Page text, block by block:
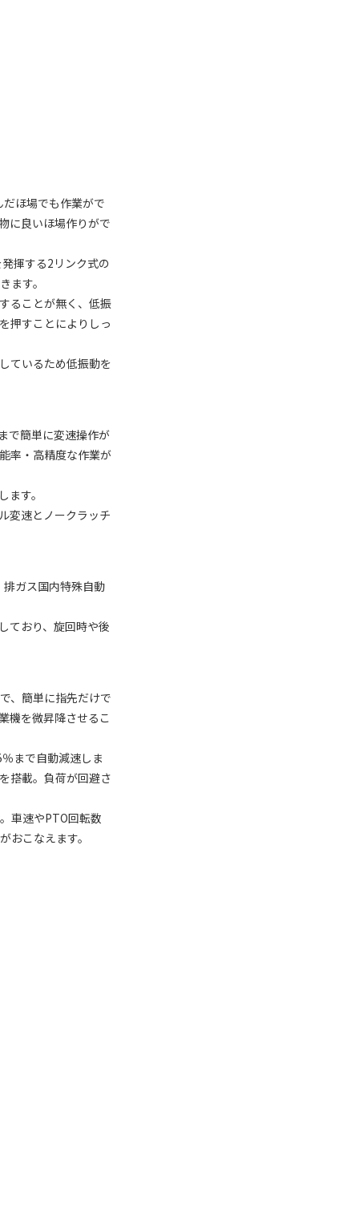
ほ場でも作業がで
に良いほ場作りがで
揮する2リンク式の
ます。
ることが無く、低振
押すことによりしっ
ているため低振動を
で簡単に変速操作が
率・高精度な作業が
す。
変速とノークラッチ
ガス国内特殊自動
ており、旋回時や後
、簡単に指先だけで
機を微昇降させるこ
まで自動減速しま
搭載。負荷が回避さ
車速やPTO回転数
おこなえます。